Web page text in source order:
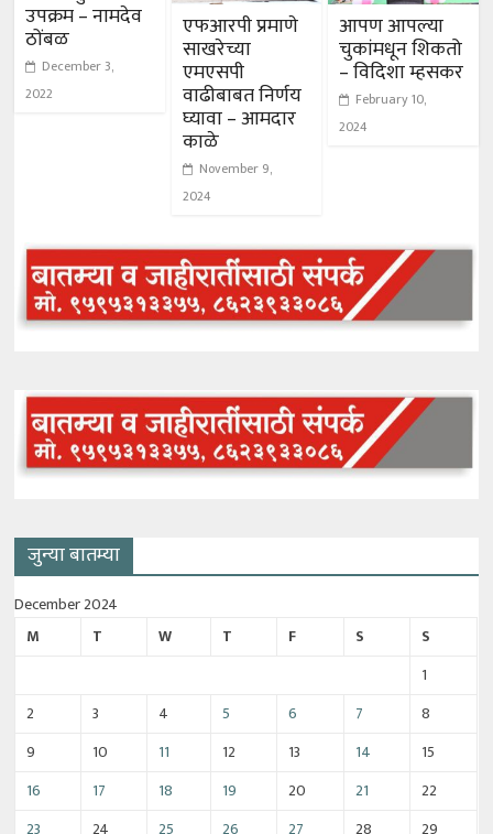
उपक्रम – नामदेव
ठोंबळ
December 3,
2022
एफआरपी प्रमाणे
साखरेच्या
एमएसपी
वाढीबाबत निर्णय
घ्यावा – आमदार
काळे
November 9,
2024
आपण आपल्या
चुकांमधून शिकतो
– विदिशा म्हसकर
February 10,
2024
जुन्या बातम्या
December 2024
M
T W T F S
S
1
2
3 4 5 6 7
8
9
10 11 12 13 14
15
16
17 18 19 20 21
22